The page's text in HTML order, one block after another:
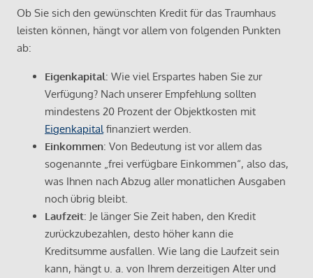
Ob Sie sich den gewünschten Kredit für das Traumhaus
leisten können, hängt vor allem von folgenden Punkten
ab:
Eigenkapital: Wie viel Erspartes haben Sie zur
Verfügung? Nach unserer Empfehlung sollten
mindestens 20 Prozent der Objektkosten mit
Eigenkapital finanziert werden.
Einkommen: Von Bedeutung ist vor allem das
sogenannte „frei verfügbare Einkommen“, also das,
was Ihnen nach Abzug aller monatlichen Ausgaben
noch übrig bleibt.
Laufzeit: Je länger Sie Zeit haben, den Kredit
zurückzubezahlen, desto höher kann die
Kreditsumme ausfallen. Wie lang die Laufzeit sein
kann, hängt u. a. von Ihrem derzeitigen Alter und